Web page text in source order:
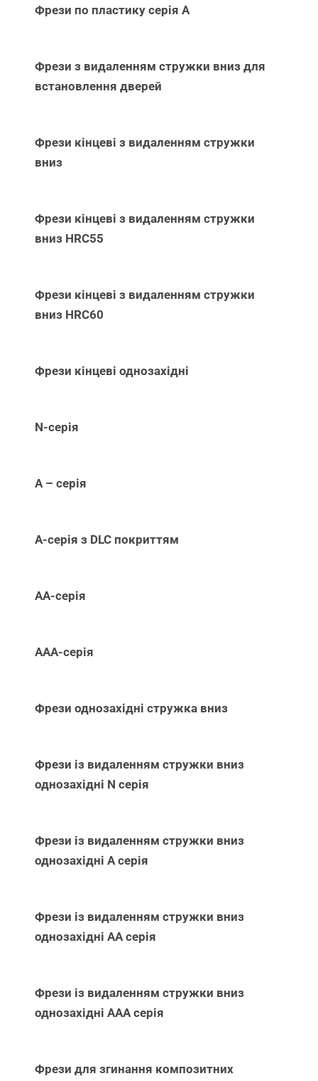
Фрези по пластику серія А
Фрези з видаленням стружки вниз для
встановлення дверей
Фрези кінцеві з видаленням стружки
вниз
Фрези кінцеві з видаленням стружки
вниз НRC55
Фрези кінцеві з видаленням стружки
вниз НRC60
Фрези кінцеві однозахідні
N-серія
А – серія
А-серія з DLC покриттям
АА-серія
ААА-серія
Фрези однозахідні стружка вниз
Фрези із видаленням стружки вниз
однозахідні N серія
Фрези із видаленням стружки вниз
однозахідні А серія
Фрези із видаленням стружки вниз
однозахідні АА серія
Фрези із видаленням стружки вниз
однозахідні ААА серія
Фрези для згинання композитних